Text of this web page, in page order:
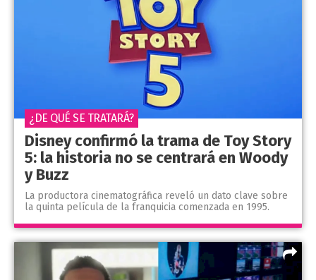
Disney confirmó la trama de Toy Story
5: la historia no se centrará en Woody
y Buzz
La productora cinematográfica reveló un dato clave sobre
la quinta película de la franquicia comenzada en 1995.
¿DE QUÉ SE TRATARÁ?